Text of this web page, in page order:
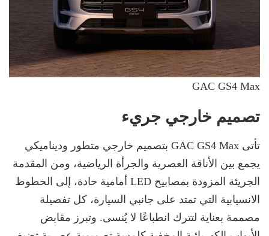
GAC GS4 Max
تصميم خارجي جريء
تأتى GAC GS4 Max بتصميم خارجي متطور وديناميكي
يجمع بين الأناقة العصرية والجرأة الرياضية، ومن المقدمة
الجريئة المزودة بمصابيح LED أمامية حادة، إلى الخطوط
الانسيابية التي تمتد على جانبي السيارة، كل تفصيلة
مصممة بعناية لتترك انطباعًا لا يُنسى. وتبرز مقابض